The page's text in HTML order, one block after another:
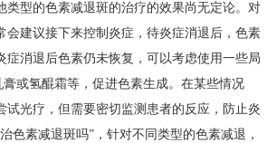
类型的色素减退斑的治疗的效果尚无定论。对
会建议接下来控制炎症，待炎症消退后，色素
症消退后色素仍未恢复，可以考虑使用一些局
或氢醌霜等，促进色素生成。在某些情况
试光疗，但需要密切监测患者的反应，防止炎
色素减退斑吗”，针对不同类型的色素减退，